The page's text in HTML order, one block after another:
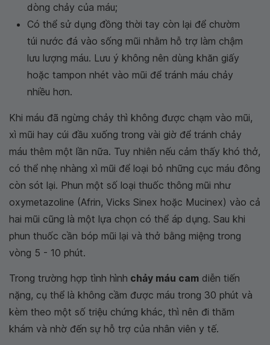
dòng chảy của máu;
Có thể sử dụng đồng thời tay còn lại để chườm
túi nước đá vào sống mũi nhằm hỗ trợ làm chậm
lưu lượng máu. Lưu ý không nên dùng khăn giấy
hoặc tampon nhét vào mũi để tránh máu chảy
nhiều hơn.
Khi máu đã ngừng chảy thì không được chạm vào mũi,
xì mũi hay cúi đầu xuống trong vài giờ để tránh chảy
máu thêm một lần nữa. Tuy nhiên nếu cảm thấy khó thở,
có thể nhẹ nhàng xì mũi để loại bỏ những cục máu đông
còn sót lại. Phun một số loại thuốc thông mũi như
oxymetazoline (Afrin, Vicks Sinex hoặc Mucinex) vào cả
hai mũi cũng là một lựa chọn có thể áp dụng. Sau khi
phun thuốc cần bóp mũi lại và thở bằng miệng trong
vòng 5 - 10 phút.
Trong trường hợp tình hình chảy máu cam diễn tiến
nặng, cụ thể là không cầm được máu trong 30 phút và
kèm theo một số triệu chứng khác, thì nên đi thăm
khám và nhờ đến sự hỗ trợ của nhân viên y tế.